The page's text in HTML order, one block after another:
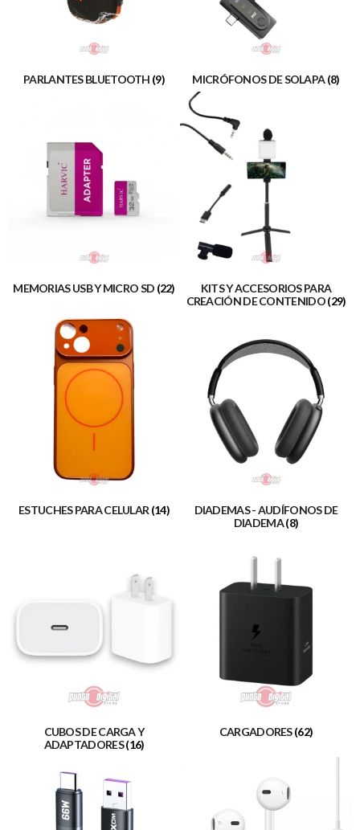
PARLANTES BLUETOOTH (9) MICRÓFONOS DE SOLAPA(8)
MEMORIAS USB Y MICRO SD (22)
KITS Y ACCESORIOS PARA
CREACIÓN DE CONTENIDO(29)
ESTUCHES PARA CELULAR (14)
DIADEMAS - AUDÍFONOS DE
DIADEMA(8)
CUBOS DE CARGA Y
ADAPTADORES(16)
CARGADORES(62)